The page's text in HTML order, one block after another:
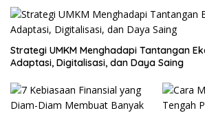
Strategi UMKM Menghadapi Tantangan
Adaptasi, Digitalisasi, dan Daya Saing